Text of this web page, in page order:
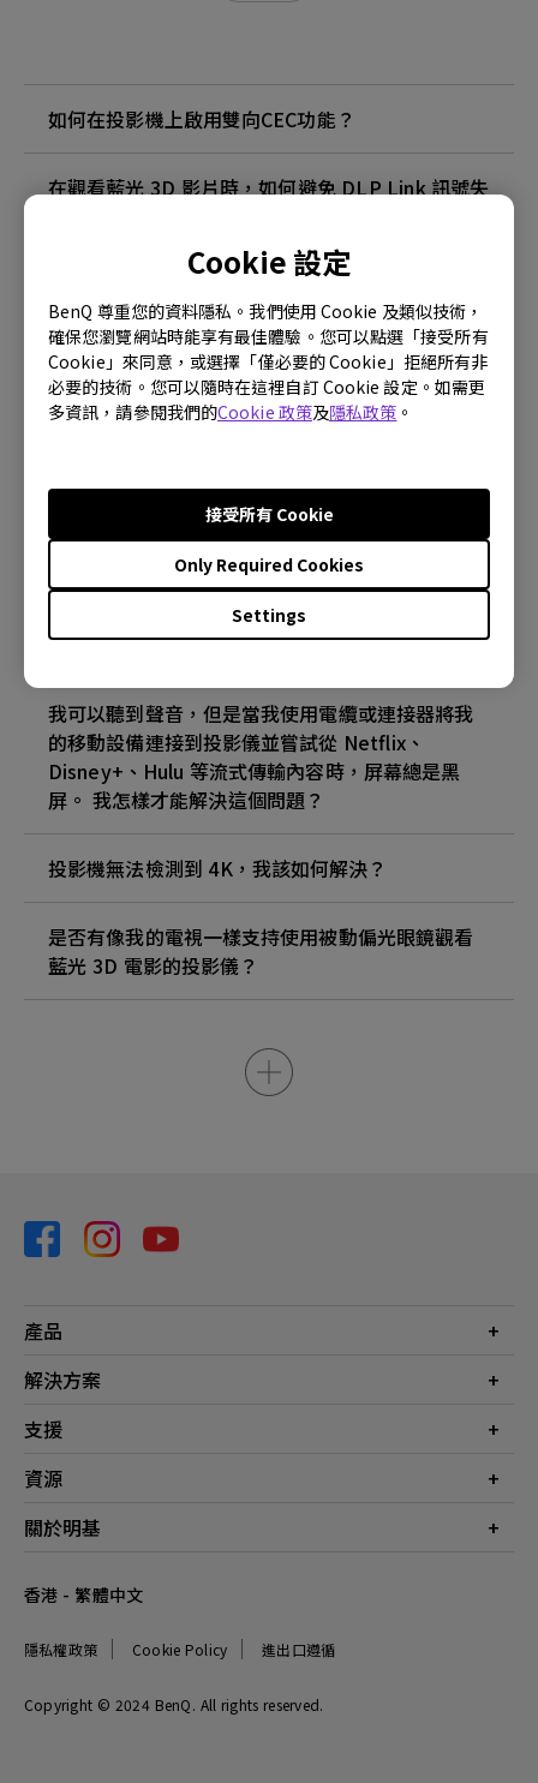
Cookie 設定
BenQ 尊重您的資料隱私。我們使用 Cookie 及類似技術，
確保您瀏覽網站時能享有最佳體驗。您可以點選「接受所有
Cookie」來同意，或選擇「僅必要的 Cookie」拒絕所有非
必要的技術。您可以隨時在這裡自訂 Cookie 設定。如需更
多資訊，請參閱我們的Cookie 政策及隱私政策 。
Settings
Only Required Cookies
接受所有 Cookie
如何在投影機上啟用雙向CEC功能？
在觀看藍光 3D 影片時，如何避免 DLP Link 訊號失
我的 Android TV 上的應用程式有時會意外退出，
系統會崩潰到主畫面。我怎樣才能解決這個問題？
投影機是否通過 ARC/eARC 支持 Dolby TrueHD
7.1 格式？
什麼 HDMI 電纜版本與 4K HDR 兼容？
投影機在待機模式下變熱。 我該如何解決？
我可以聽到聲音，但是當我使用電纜或連接器將我
的移動設備連接到投影儀並嘗試從 Netflix、
Disney+、Hulu 等流式傳輸內容時，屏幕總是黑
屏。 我怎樣才能解決這個問題？
投影機無法檢測到 4K，我該如何解決？
是否有像我的電視一樣支持使用被動偏光眼鏡觀看
藍光 3D 電影的投影儀？
產品
投影機
燈具
解決方案
商業
電競
支援
聯絡我們
常見問答
服務網點
資源
投影機投射距離計算器
關於明基
品牌
可永續發展
Copyright © 2024 BenQ. All rights reserved.
隱私權政策 Cookie Policy 進出口遵循
香港 - 繁體中文